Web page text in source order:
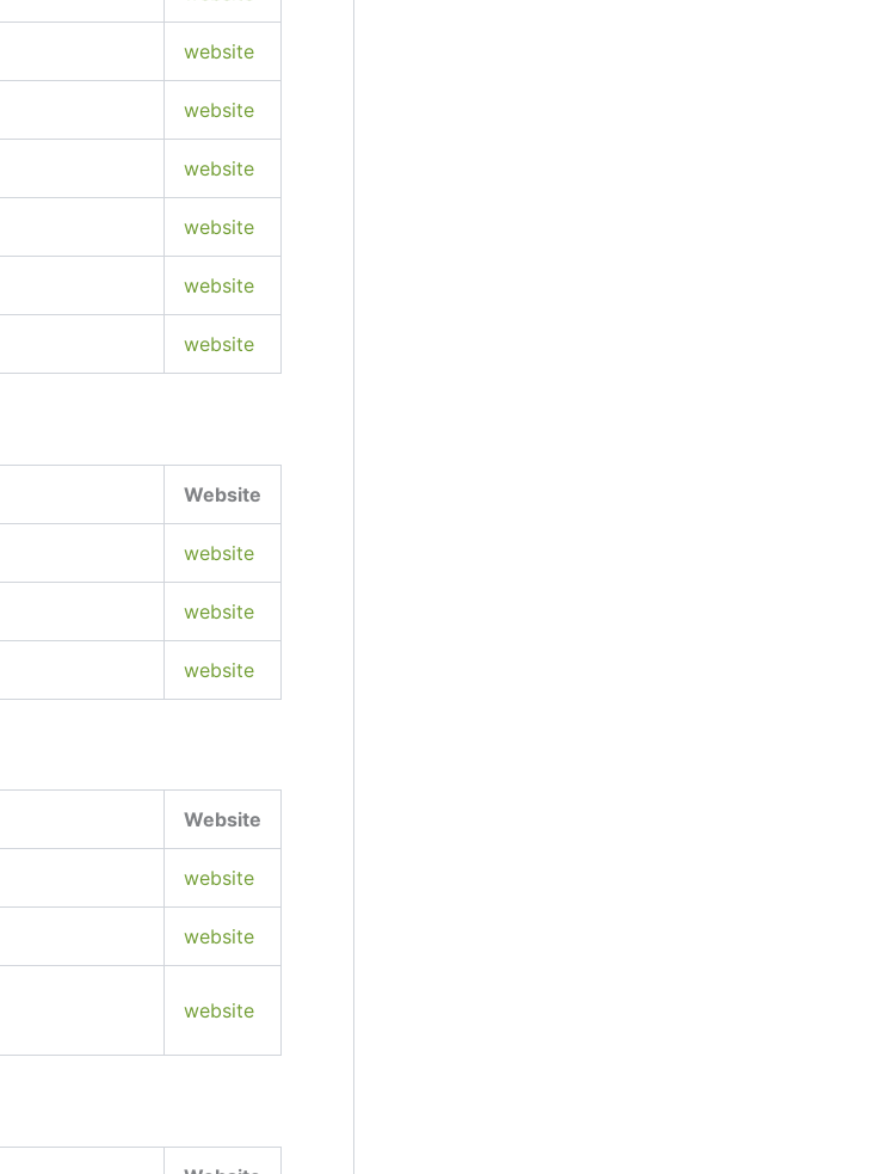
website
website
website
website
website
website
Website
website
website
website
Website
website
website
website